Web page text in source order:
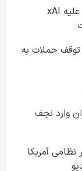
وزارت دادگستری آمریکا: شکایت NAACP علیه xAI
توقف حملات به
وارد نجف
آمریکا